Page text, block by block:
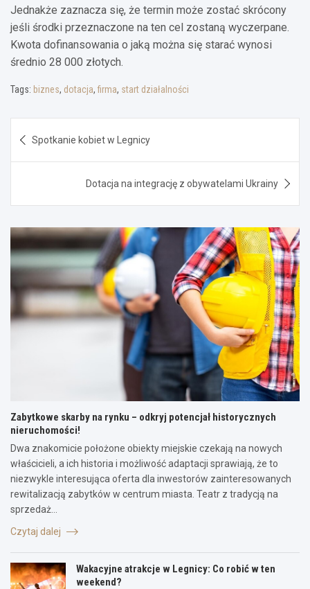
Jednakże zaznacza się, że termin może zostać skrócony
jeśli środki przeznaczone na ten cel zostaną wyczerpane.
Kwota dofinansowania o jaką można się starać wynosi
średnio 28 000 złotych.
Tags: biznes, dotacja, firma, start działalności
wpisu
Spotkanie kobiet w Legnicy
Dotacja na integrację z obywatelami Ukrainy
Zabytkowe skarby na rynku – odkryj potencjał historycznych
nieruchomości!
Dwa znakomicie położone obiekty miejskie czekają na nowych
właścicieli, a ich historia i możliwość adaptacji sprawiają, że to
niezwykle interesująca oferta dla inwestorów zainteresowanych
rewitalizacją zabytków w centrum miasta. Teatr z tradycją na
sprzedaż…
Czytaj dalej
Wakacyjne atrakcje w Legnicy: Co robić w ten
weekend?